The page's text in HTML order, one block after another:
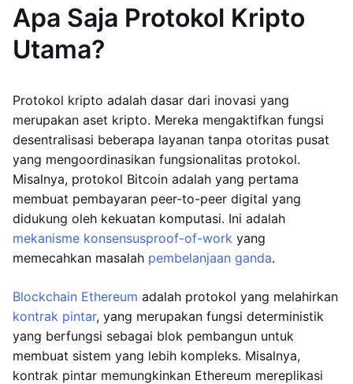
Apa Saja Protokol Kripto
Utama?
Protokol kripto adalah dasar dari inovasi yang
merupakan aset kripto. Mereka mengaktifkan fungsi
desentralisasi beberapa layanan tanpa otoritas pusat
yang mengoordinasikan fungsionalitas protokol.
Misalnya, protokol Bitcoin adalah yang pertama
membuat pembayaran peer-to-peer digital yang
didukung oleh kekuatan komputasi. Ini adalah
mekanisme konsensusproof-of-work yang
memecahkan masalah pembelanjaan ganda.
Blockchain Ethereum adalah protokol yang melahirkan
kontrak pintar, yang merupakan fungsi deterministik
yang berfungsi sebagai blok pembangun untuk
membuat sistem yang lebih kompleks. Misalnya,
kontrak pintar memungkinkan Ethereum mereplikasi